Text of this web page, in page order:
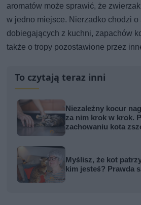
aromatów może sprawić, że
w jedno miejsce. Nierzadko chodzi
dobiegających z kuchni, zapachów
także o tropy pozostawione przez
To czytają teraz inni
Niezależny kocur
za nim krok w krok.
zachowaniu kota
Myślisz, że kot
kim jesteś? Prawda